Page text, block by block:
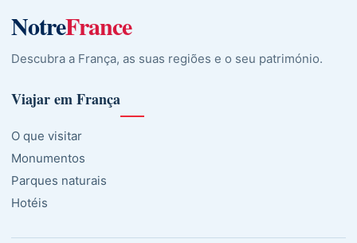
NotreFrance
Descubra a França, as suas regiões e o seu património.
Viajar em França
O que visitar
Monumentos
Parques naturais
Hotéis